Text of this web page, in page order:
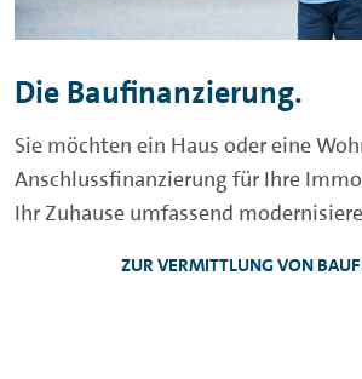
Die Baufinanzierung.
Sie möchten ein Haus oder eine
Anschlussfinanzierung für Ihre
Ihr Zuhause umfassend
ZUR VERMITTLUNG VON